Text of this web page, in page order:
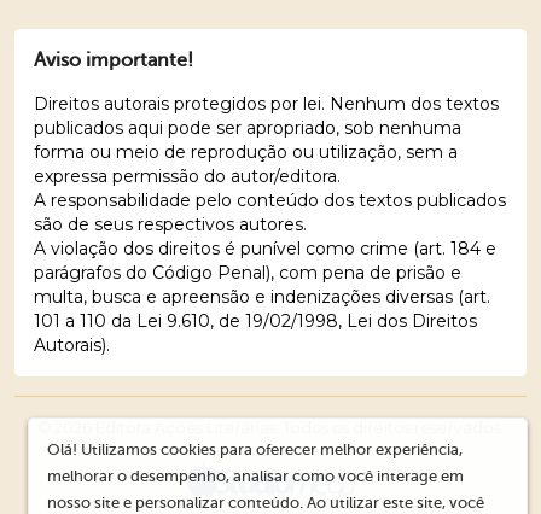
Aviso importante!
Direitos autorais protegidos por lei. Nenhum dos textos
publicados aqui pode ser apropriado, sob nenhuma
forma ou meio de reprodução ou utilização, sem a
expressa permissão do autor/editora.
A responsabilidade pelo conteúdo dos textos publicados
são de seus respectivos autores.
A violação dos direitos é punível como crime (art. 184 e
parágrafos do Código Penal), com pena de prisão e
multa, busca e apreensão e indenizações diversas (art.
101 a 110 da Lei 9.610, de 19/02/1998, Lei dos Direitos
Autorais).
Olá! Utilizamos cookies para oferecer melhor experiência,
melhorar o desempenho, analisar como você interage em
nosso site e personalizar conteúdo. Ao utilizar este site, você